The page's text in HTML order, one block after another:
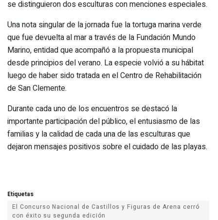
se distinguieron dos esculturas con menciones especiales.
Una nota singular de la jornada fue la tortuga marina verde
que fue devuelta al mar a través de la Fundación Mundo
Marino, entidad que acompañó a la propuesta municipal
desde principios del verano. La especie volvió a su hábitat
luego de haber sido tratada en el Centro de Rehabilitación
de San Clemente.
Durante cada uno de los encuentros se destacó la
importante participación del público, el entusiasmo de las
familias y la calidad de cada una de las esculturas que
dejaron mensajes positivos sobre el cuidado de las playas.
Etiquetas
El Concurso Nacional de Castillos y Figuras de Arena cerró
con éxito su segunda edición